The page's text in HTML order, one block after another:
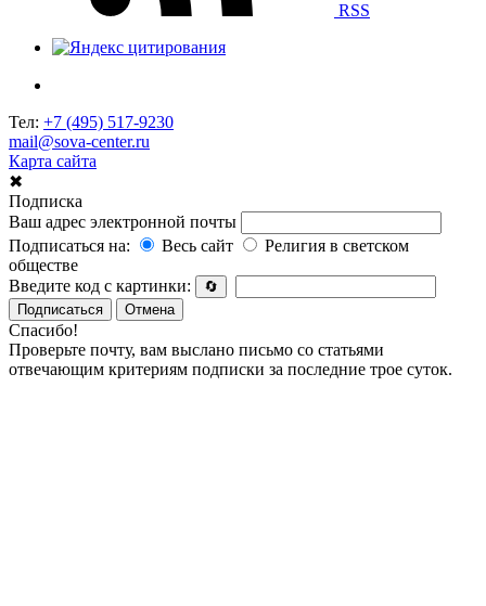
RSS
Тел: +7 (495) 517-9230
mail@sova-center.ru
Карта сайта
✖
Подписка
Ваш адрес электронной почты
Подписаться на:
Весь сайт
Религия в светском
обществе
Введите код с картинки:
🔄
Подписаться
Отмена
Спасибо!
Проверьте почту, вам выслано письмо со статьями
отвечающим критериям подписки за последние трое суток.